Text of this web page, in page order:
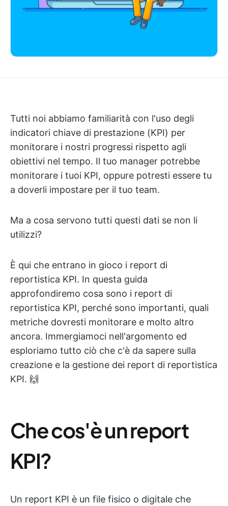
Tutti noi abbiamo familiarità con l'uso degli
indicatori chiave di prestazione (KPI) per
monitorare i nostri progressi rispetto agli
obiettivi nel tempo. Il tuo manager potrebbe
monitorare i tuoi KPI, oppure potresti essere tu
a doverli impostare per il tuo team.
Ma a cosa servono tutti questi dati se non li
utilizzi?
È qui che entrano in gioco i report di
reportistica KPI. In questa guida
approfondiremo cosa sono i report di
reportistica KPI, perché sono importanti, quali
metriche dovresti monitorare e molto altro
ancora. Immergiamoci nell'argomento ed
esploriamo tutto ciò che c'è da sapere sulla
creazione e la gestione dei report di reportistica
KPI. 🙌
Che cos'è un report
KPI?
Un report KPI è un file fisico o digitale che